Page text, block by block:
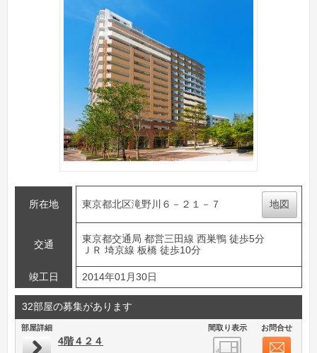
所在地 東京都北区滝野川６－２１－７ 地図
交通
東京都交通局 都営三田線 西巣鴨 徒歩5分
ＪＲ 埼京線 板橋 徒歩10分
竣工日 2014年01月30日
32部屋の募集があります
部屋詳細 間取り表示 お問合せ
4階４２４